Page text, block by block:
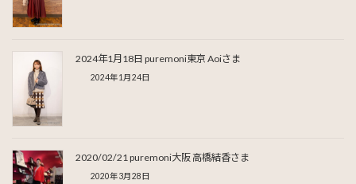
2024年1月18日 puremoni東京 Aoiさま
2024年1月24日
2020/02/21 puremoni大阪 高橋結香さま
2020年3月28日